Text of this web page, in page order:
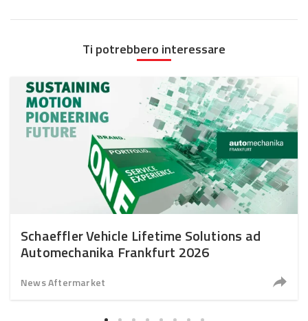
Ti potrebbero interessare
Schaeffler Vehicle Lifetime Solutions ad
Automechanika Frankfurt 2026
News Aftermarket